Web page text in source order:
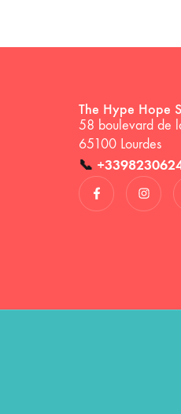
The Hype Hope
58 boulevard de
65100 Lourdes
📞